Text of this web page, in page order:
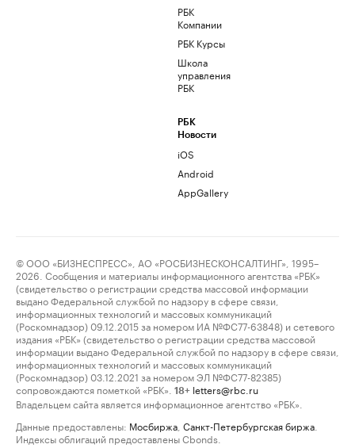
РБК
Компании
РБК Курсы
Школа
управления
РБК
РБК
Новости
iOS
Android
AppGallery
© ООО «БИЗНЕСПРЕСС», АО «РОСБИЗНЕСКОНСАЛТИНГ», 1995–
2026. Сообщения и материалы информационного агентства «РБК»
(свидетельство о регистрации средства массовой информации
выдано Федеральной службой по надзору в сфере связи,
информационных технологий и массовых коммуникаций
(Роскомнадзор) 09.12.2015 за номером ИА №ФС77-63848) и сетевого
издания «РБК» (свидетельство о регистрации средства массовой
информации выдано Федеральной службой по надзору в сфере связи,
информационных технологий и массовых коммуникаций
(Роскомнадзор) 03.12.2021 за номером ЭЛ №ФС77-82385)
сопровождаются пометкой «РБК».
18+ letters@rbc.ru
Владельцем сайта является информационное агентство «РБК».
Данные предоставлены: Мосбиржа Санкт-Петербургская биржа
Индексы облигаций предоставлены Cbonds.